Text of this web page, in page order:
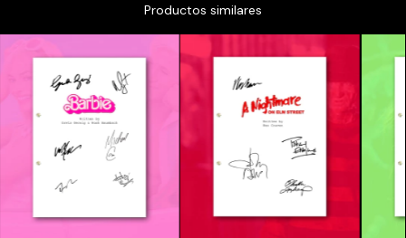
Productos similares